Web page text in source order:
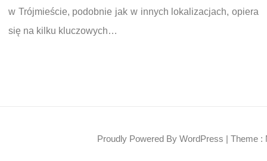
w Trójmieście, podobnie jak w innych lokalizacjach, opiera
się na kilku kluczowych…
Proudly Powered By WordPress | Theme :